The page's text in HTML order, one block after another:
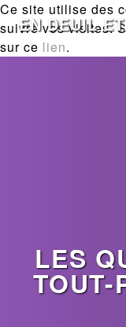
Ce site utilise des
suivre vos visites.
sur ce lien.
EN DEUIL
LES
TOUT-